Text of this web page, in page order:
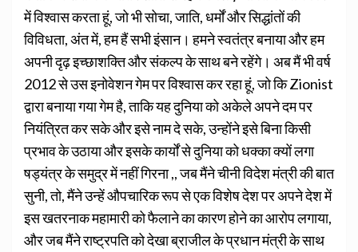
में विश्वास करता हूं, जो भी सोचा, जाति, धर्मों और सिद्धांतों की
विविधता, अंत में, हम हैं सभी इंसान। हमने स्वतंत्र बनाया और हम
अपनी दृढ़ इच्छाशक्ति और संकल्प के साथ बने रहेंगे। अब मैं भी वर्ष
2012 से उस इनोवेशन गेम पर विश्वास कर रहा हूं, जो कि Zionist
द्वारा बनाया गया गेम है, ताकि यह दुनिया को अकेले अपने दम पर
नियंत्रित कर सके और इसे नाम दे सके, उन्होंने इसे बिना किसी
प्रभाव के उठाया और इसके कार्यों से दुनिया को धक्का क्यों लगा
षड्यंत्र के समुद्र में नहीं गिरना ,, जब मैंने चीनी विदेश मंत्री की बात
सुनी, तो, मैंने उन्हें औपचारिक रूप से एक विशेष देश पर अपने देश में
इस खतरनाक महामारी को फैलाने का कारण होने का आरोप लगाया,
और जब मैंने राष्ट्रपति को देखा ब्राजील के प्रधान मंत्री के साथ